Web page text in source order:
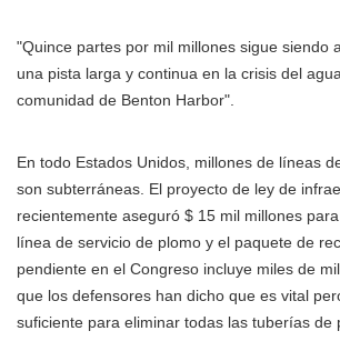
"Quince partes por mil millones sigue siendo
una pista larga y continua en la crisis del
comunidad de Benton Harbor".
En todo Estados Unidos, millones de líneas
son subterráneas. El proyecto de ley de
recientemente aseguró $ 15 mil millones
línea de servicio de plomo y el paquete de
pendiente en el Congreso incluye miles de
que los defensores han dicho que es vital
suficiente para eliminar todas las tuberías de